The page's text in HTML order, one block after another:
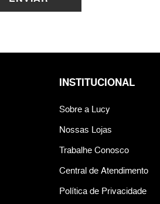
INSTITUCIONAL
Sobre a Lucy
Nossas Lojas
Trabalhe Conosco
Central de Atendimento
Política de Privacidade